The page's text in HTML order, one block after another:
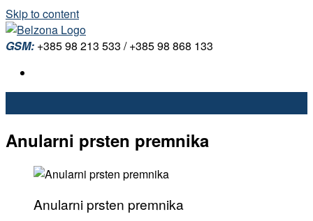
Skip to content
GSM: +385 98 213 533 / +385 98 868 133
Anularni prsten premnika
Anularni prsten premnika